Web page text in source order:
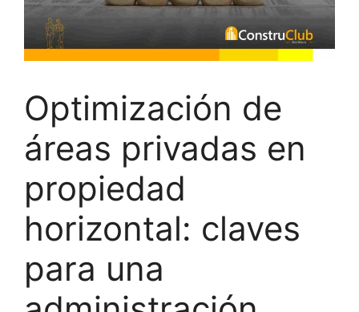
Optimización de
áreas privadas en
propiedad
horizontal: claves
para una